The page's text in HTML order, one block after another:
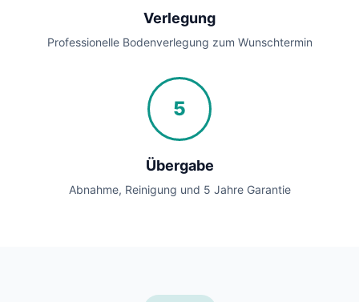
Verlegung
Professionelle Bodenverlegung zum Wunschtermin
5
Übergabe
Abnahme, Reinigung und 5 Jahre Garantie